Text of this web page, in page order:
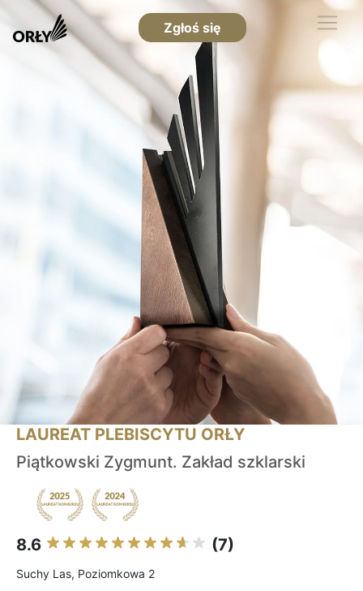
Zgłoś się
LAUREAT PLEBISCYTU ORŁY
Piątkowski Zygmunt. Zakład szklarski
8.6 (7)
Suchy Las, Poziomkowa 2